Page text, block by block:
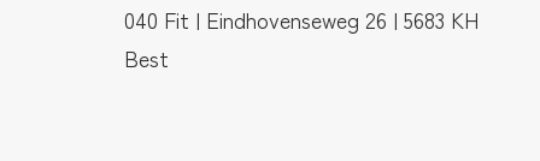
040 Fit | Eindhovenseweg 26 | 5683 KH
Best